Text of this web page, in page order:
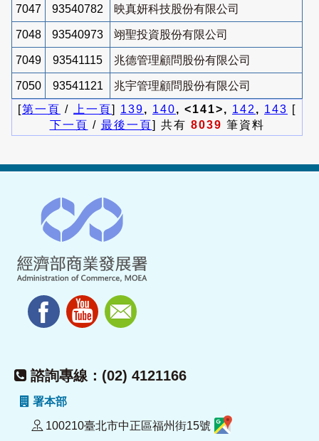
7047 93540782 映真妍科技股份有限公司
7048 93540973 翊聖投資股份有限公司
7049 93541115 兆德管理顧問股份有限公司
7050 93541121
兆宇管理顧問股份有限公司
[第一頁 / 上一頁] 139, 140, <141>, 142 , 143 [
下一頁 / 最後一頁] 共有 8039 筆資料
諮詢專線：(02) 4121166
署本部
100210臺北市中正區福州街15號